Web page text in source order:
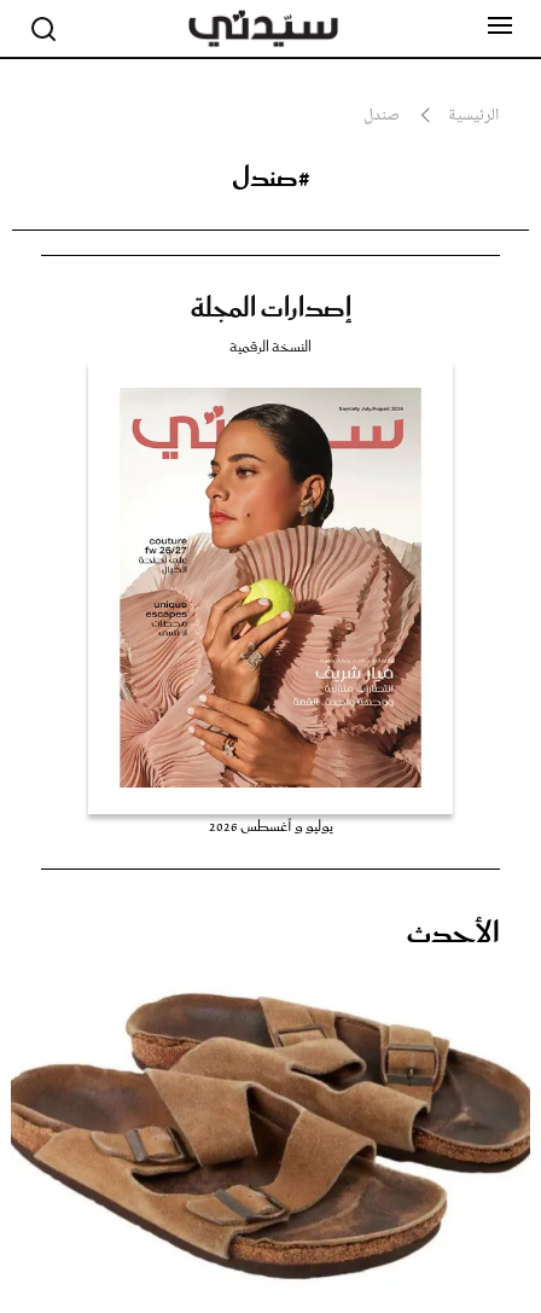
الرئيسية صندل
#صندل
إصدارات المجلة
النسخة الرقمية
يوليو و أغسطس 2026
الأحدث
جمال
صحة ورشاقة
عروس سيدتي